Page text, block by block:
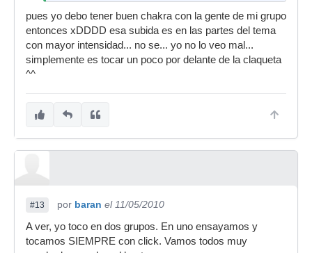
pequeño descontrol.... y si no te lo tomas como
un enemigo... el metronomo es como un testigo
del coche.... solo te indica que nohas rebasado
la velocidad max. permitida.... vamos que ayuda
pues yo debo tener buen chakra con la gente de mi grupo
entonces xDDDD esa subida es en las partes del tema
con mayor intensidad... no se... yo no lo veo mal...
simplemente es tocar un poco por delante de la claqueta
^^
#13 por baran el 11/05/2010
A ver, yo toco en dos grupos. En uno ensayamos y
tocamos SIEMPRE con click. Vamos todos muy